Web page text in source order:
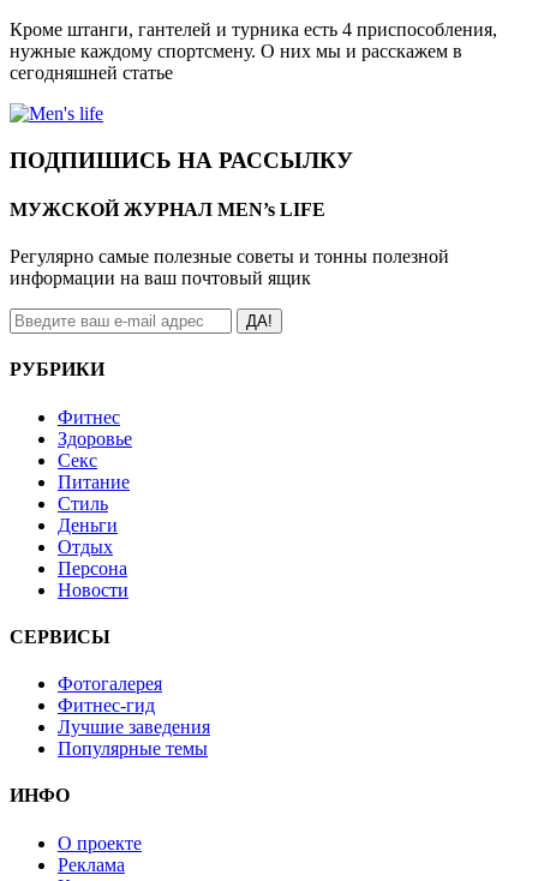
Кроме штанги, гантелей и турника есть 4 приспособления,
нужные каждому спортсмену. О них мы и расскажем в
сегодняшней статье
ПОДПИШИСЬ НА РАССЫЛКУ
МУЖСКОЙ ЖУРНАЛ MEN’s LIFE
Регулярно самые полезные советы и тонны полезной
информации на ваш почтовый ящик
ДА!
РУБРИКИ
Фитнес
Здоровье
Секс
Питание
Стиль
Деньги
Отдых
Персона
Новости
СЕРВИСЫ
Фотогалерея
Фитнес-гид
Лучшие заведения
Популярные темы
ИНФО
О проекте
Реклама